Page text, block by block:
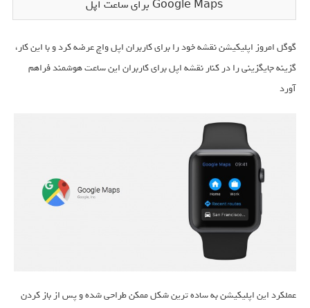
Google Maps برای ساعت اپل
گوگل امروز اپلیکیشن نقشه خود را برای کاربران اپل واچ عرضه کرد و با این کار،
گزینه جایگزینی را در کنار نقشه اپل برای کاربران این ساعت هوشمند فراهم
آورد
عملکرد این اپلیکیشن به ساده ترین شکل ممکن طراحی شده و پس از باز کردن